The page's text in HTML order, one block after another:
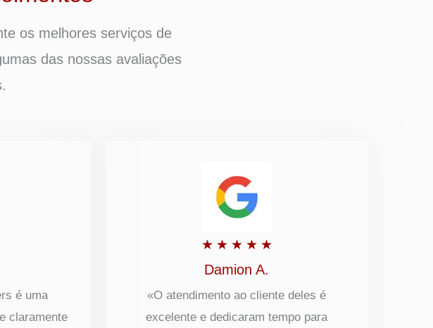
os melhores serviços de
das nossas avaliações
é uma
claramente
★ ★ ★ ★ ★Classificado
5
de
Damion A.
«O atendimento ao cliente deles é
excelente e dedicaram tempo para